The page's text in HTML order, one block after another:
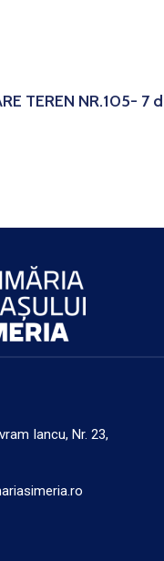
TEREN NR.105- 7
Iancu, Nr. 23,